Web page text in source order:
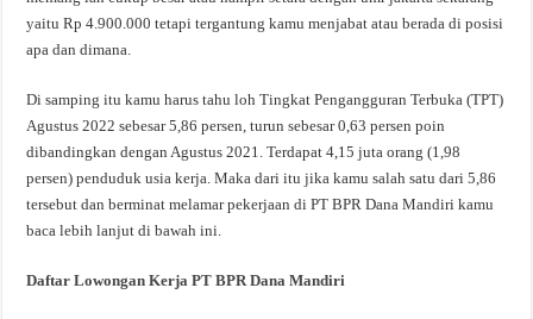
yaitu Rp 4.900.000 tetapi tergantung kamu menjabat atau berada di posisi
apa dan dimana.
Di samping itu kamu harus tahu loh Tingkat Pengangguran Terbuka (TPT)
Agustus 2022 sebesar 5,86 persen, turun sebesar 0,63 persen poin
dibandingkan dengan Agustus 2021. Terdapat 4,15 juta orang (1,98
persen) penduduk usia kerja. Maka dari itu jika kamu salah satu dari 5,86
tersebut dan berminat melamar pekerjaan di PT BPR Dana Mandiri kamu
baca lebih lanjut di bawah ini.
Daftar Lowongan Kerja PT BPR Dana Mandiri